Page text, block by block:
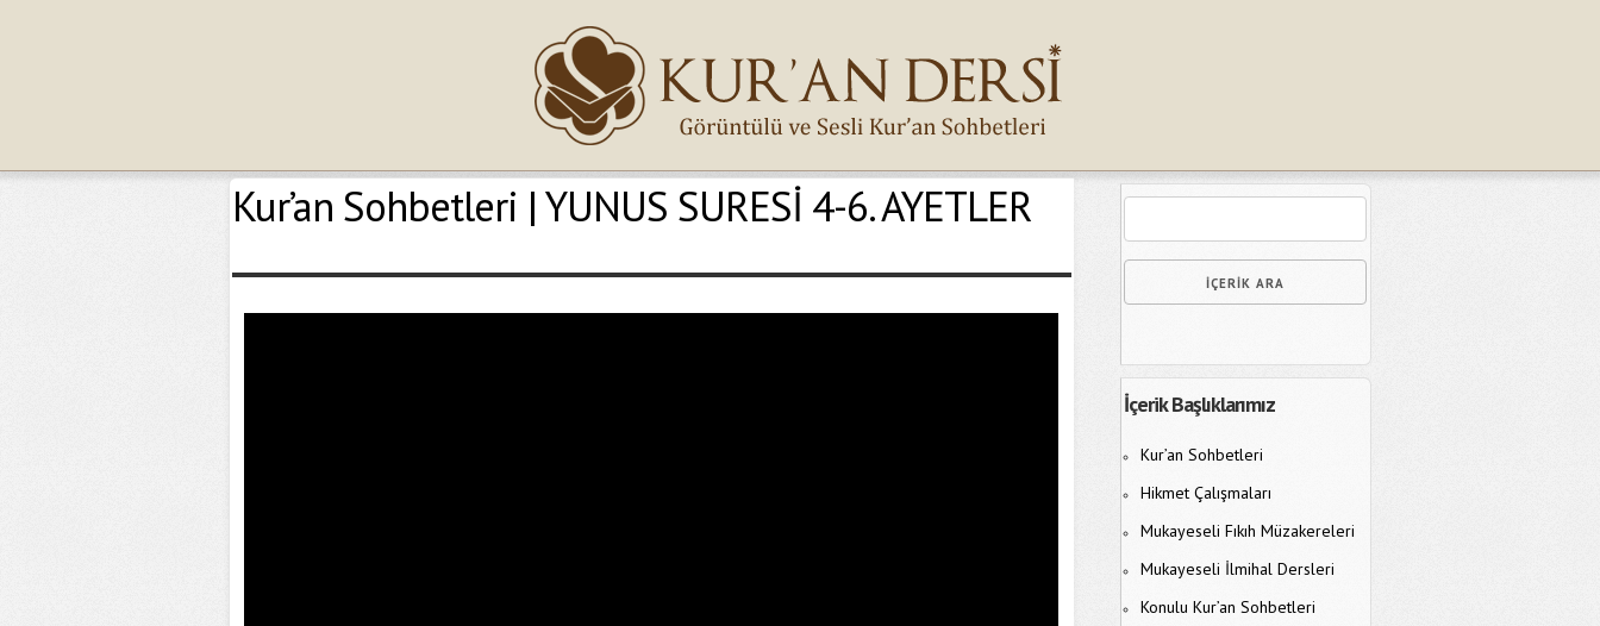
Kur’an Sohbetleri | YUNUS SURESİ 4-6. AYETLER
İçerik Başlıklarımız
Kur’an Sohbetleri
Hikmet Çalışmaları
Mukayeseli Fıkıh Müzakereleri
Mukayeseli İlmihal Dersleri
Konulu Kur’an Sohbetleri